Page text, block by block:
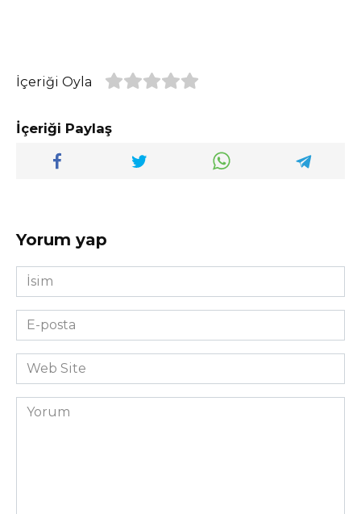
İçeriği Oyla
İçeriği Paylaş
Yorum yap
İsim
*
E-
posta
*Web
Site
Yorum